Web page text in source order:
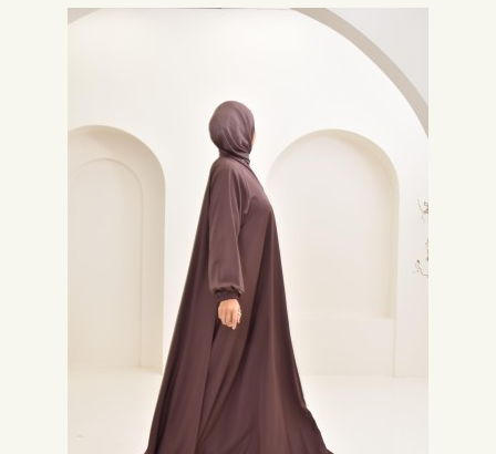
Parmi les vêtements qui plaisent aux femmes musulmanes, la abaya tient
existe dans de nombreuses
. Ornée de broderie et déclinée dans des couleurs originales, la
abaya basique devient un véritable caftan. Portez cette pièce sous un
kimono ouvert et accompagné d'une ceinture. Choisissez la version
manches bouffantes elle est très pratique pour les ablutions.
Robe simple style abaya papillon avec manche lycra
La robe abaya style papillon est unetenue chic et mastour. Bien ample,
elle convient parfaitement aux femmes enceintes. En tissu satin opaque,
elle offre une grande amplitude dans les mouvements. Cette robe abaya
simple est disponible en version col mao ou abaya entièrement boutonnée.
Les finitions élastiques aux poignets la rendent ultra confortable. Grace à
sa taille xxl elle convient à toutes les tailles! Finalisez la tenue avec des
accessoires et un hijab ou un khimar fonce noir ou de couleur.
Robe simple Dubaï pour femme musulmane
La abaya simple Dubaï comporte broderies et strass au niveau des
indémodable de la mode pour femme musulmane
est assortie à son hijab, mais vous pouvez également sélectionner le hijab
de votre choix. Choisissez une coupe simple pour votre robe et une couleur
intemporelle comme le noir, le marron fonce, le beige,le blanc et le kaki.
Choisir son abaya en fonction de la matière: